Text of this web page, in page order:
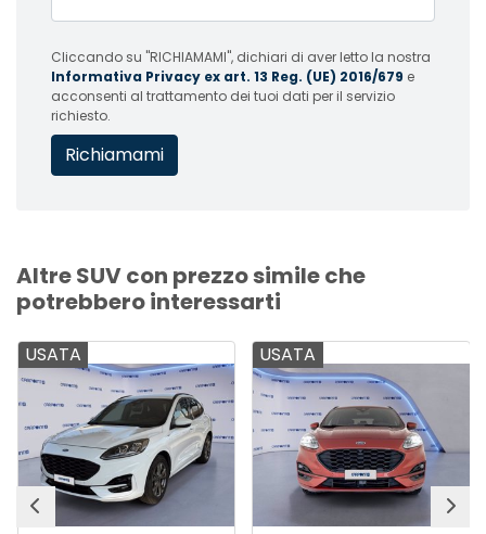
Cliccando su "RICHIAMAMI", dichiari di aver letto la nostra
Informativa Privacy ex art. 13 Reg. (UE) 2016/679 e
acconsenti al trattamento dei tuoi dati per il servizio
richiesto.
Altre SUV con prezzo simile che
potrebbero interessarti
USATA USATA